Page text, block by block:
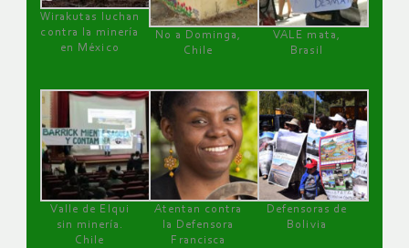
Wirakutas luchan
contra la minería
en México
No a Dominga,
Chile
VALE mata,
Brasil
Valle de Elqui
sin minería.
Chile
Atentan contra
la Defensora
Francisca
Defensoras de
Bolivia